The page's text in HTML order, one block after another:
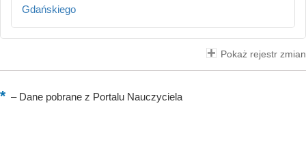
Gdańskiego
Pokaż rejestr zmian
–Dane pobrane z Portalu Nauczyciela